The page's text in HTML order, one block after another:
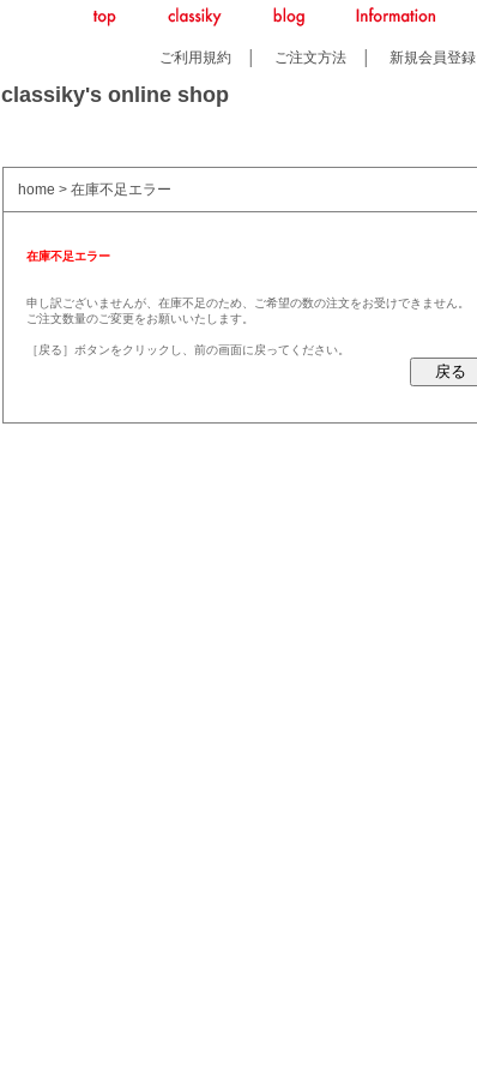
ご利用規約 ご注文方法 新規会員登録
classiky's online shop
home > 在庫不足エラー
在庫不足エラー
申し訳ございませんが、在庫不足のため、ご希望の数の注文をお受けできません。
ご注文数量のご変更をお願いいたします。
［戻る］ボタンをクリックし、前の画面に戻ってください。